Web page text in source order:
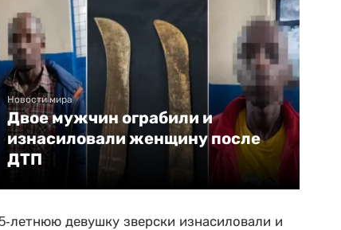
Новости мира
Двое мужчин ограбили и
изнасиловали женщину после
ДТП
летнюю девушку зверски изнасиловали и